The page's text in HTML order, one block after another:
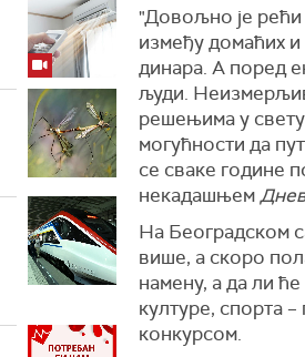
"Довољно је рећи
између домаћих
динара. А поред
људи.
решењима у свету
могућности да
се сваке године
некадашњем
На Београдском
више, а скоро
намену, а да ли
културе, спорта
конкурсом.